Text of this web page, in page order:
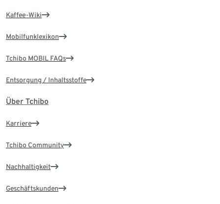
Kaffee-Wiki
Mobilfunklexikon
Tchibo MOBIL FAQs
Entsorgung / Inhaltsstoffe
Über Tchibo
Karriere
Tchibo Community
Nachhaltigkeit
Geschäftskunden